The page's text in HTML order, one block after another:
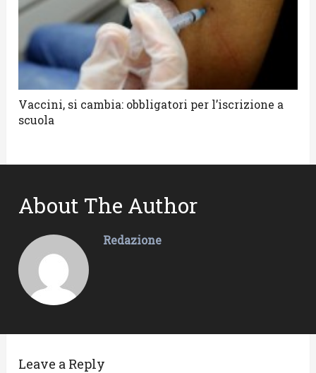
Vaccini, si cambia: obbligatori per l’iscrizione a
scuola
About The Author
Redazione
Leave a Reply